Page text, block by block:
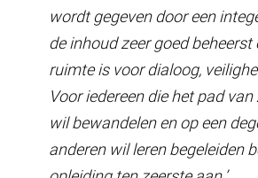
wordt gegeven door een
de inhoud zeer goed beheerst
ruimte is voor dialoog,
Voor iedereen die het pad
wil bewandelen en op een
anderen wil leren begeleiden